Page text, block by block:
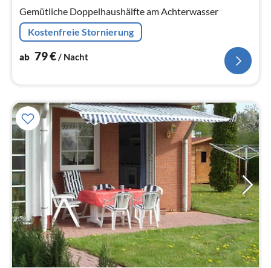
Gemütliche Doppelhaushälfte am Achterwasser
Kostenfreie Stornierung
ab 79€/ Nacht